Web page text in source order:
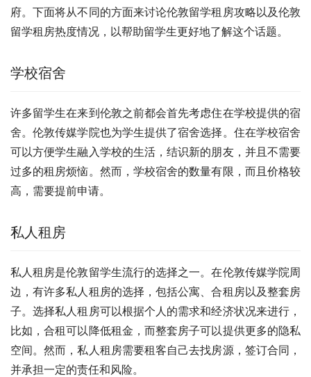
府。下面将从不同的方面来讨论伦敦留学租房攻略以及伦敦
留学租房热度情况，以帮助留学生更好地了解这个话题。
学校宿舍
许多留学生在来到伦敦之前都会首先考虑住在学校提供的宿
舍。伦敦传媒学院也为学生提供了宿舍选择。住在学校宿舍
可以方便学生融入学校的生活，结识新的朋友，并且不需要
过多的租房烦恼。然而，学校宿舍的数量有限，而且价格较
高，需要提前申请。
私人租房
私人租房是伦敦留学生流行的选择之一。在伦敦传媒学院周
边，有许多私人租房的选择，包括公寓、合租房以及整套房
子。选择私人租房可以根据个人的需求和经济状况来进行，
比如，合租可以降低租金，而整套房子可以提供更多的隐私
空间。然而，私人租房需要租客自己去找房源，签订合同，
并承担一定的责任和风险。